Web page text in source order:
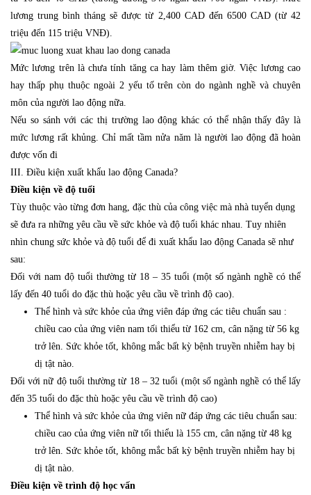
lương trung bình tháng sẽ được từ 2,400 CAD đến 6500 CAD (từ 42
triệu đến 115 triệu VNĐ).
Mức lương trên là chưa tính tăng ca hay làm thêm giờ. Việc lương cao
hay thấp phụ thuộc ngoài 2 yếu tố trên còn do ngành nghề và chuyên
môn của người lao động nữa.
Nếu so sánh với các thị trường lao động khác có thể nhận thấy đây là
mức lương rất khủng. Chỉ mất tầm nửa năm là người lao động đã hoàn
được vốn đi
III. Điều kiện xuất khẩu lao động Canada?
Điều kiện về độ tuổi
Tùy thuộc vào từng đơn hang, đặc thù của công việc mà nhà tuyển dụng
sẽ đưa ra những yêu cầu về sức khỏe và độ tuổi khác nhau. Tuy nhiên
nhìn chung sức khỏe và độ tuổi để đi xuất khẩu lao động Canada sẽ như
sau:
Đối với nam độ tuổi thường từ 18 – 35 tuổi (một số ngành nghề có thể
lấy đến 40 tuổi do đặc thù hoặc yêu cầu về trình độ cao).
Thể hình và sức khỏe của ứng viên đáp ứng các tiêu chuẩn sau :
chiều cao của ứng viên nam tối thiểu từ 162 cm, cân nặng từ 56 kg
trở lên. Sức khỏe tốt, không mắc bất kỳ bệnh truyền nhiễm hay bị
dị tật nào.
Đối với nữ độ tuổi thường từ 18 – 32 tuổi (một số ngành nghề có thể lấy
đến 35 tuổi do đặc thù hoặc yêu cầu về trình độ cao)
Thể hình và sức khỏe của ứng viên nữ đáp ứng các tiêu chuẩn sau:
chiều cao của ứng viên nữ tối thiểu là 155 cm, cân nặng từ 48 kg
trở lên. Sức khỏe tốt, không mắc bất kỳ bệnh truyền nhiễm hay bị
dị tật nào.
Điều kiện về trình độ học vấn